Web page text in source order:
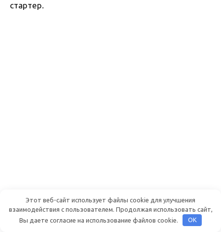
стартер.
Руководство пользователя о блоках
под капотом
Этот веб-сайт использует файлы cookie для улучшения
взаимодействия с пользователем. Продолжая использовать сайт,
Вы даете согласие на использование файлов cookie.
OK